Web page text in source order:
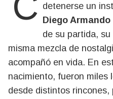
detenerse un
Diego
de su partida,
misma mezcla de
acompañó en vida. En
nacimiento, fueron miles
desde distintos